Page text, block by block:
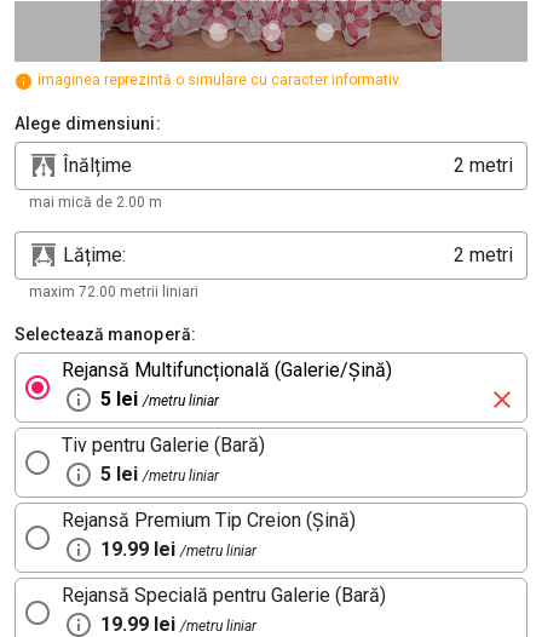
imaginea reprezintă o simulare cu caracter informativ.
Alege dimensiuni:
Înălțime metri
mai mică de 2.00 m
Lățime: metri
maxim 72.00 metrii liniari
Selectează manoperă:
Rejansă Multifuncțională (Galerie/Șină)
5 lei /metru liniar
Tiv pentru Galerie (Bară)
5 lei /metru liniar
Rejansă Premium Tip Creion (Șină)
19.99 lei /metru liniar
Rejansă Specială pentru Galerie (Bară)
19.99 lei /metru liniar